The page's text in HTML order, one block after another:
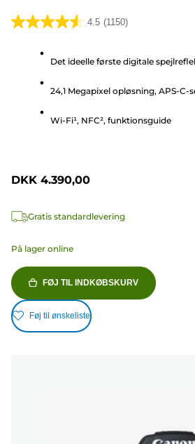
4.5 (1150)
4.5
stjerner.
Det ideelle første digitale
24,1 Megapixel opløsning, APS-C-
Wi-Fi¹, NFC², funktionsguide
DKK 4.390,00
Gratis standardlevering
På lager online
FØJ TIL INDKØBSKURV
Føj til ønskeliste